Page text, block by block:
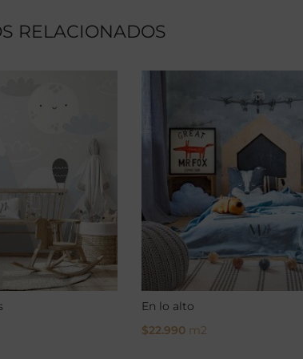
RELACIONADOS
En lo alto
$22.990m2